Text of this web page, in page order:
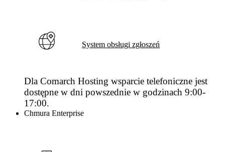
System obsługi zgłoszeń
Dla Comarch Hosting wsparcie telefoniczne jest
dostępne w dni powszednie w godzinach 9:00-
17:00.
Chmura Enterprise